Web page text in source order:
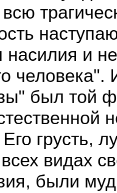
насилия и
был той
Его грусть,
видах
были